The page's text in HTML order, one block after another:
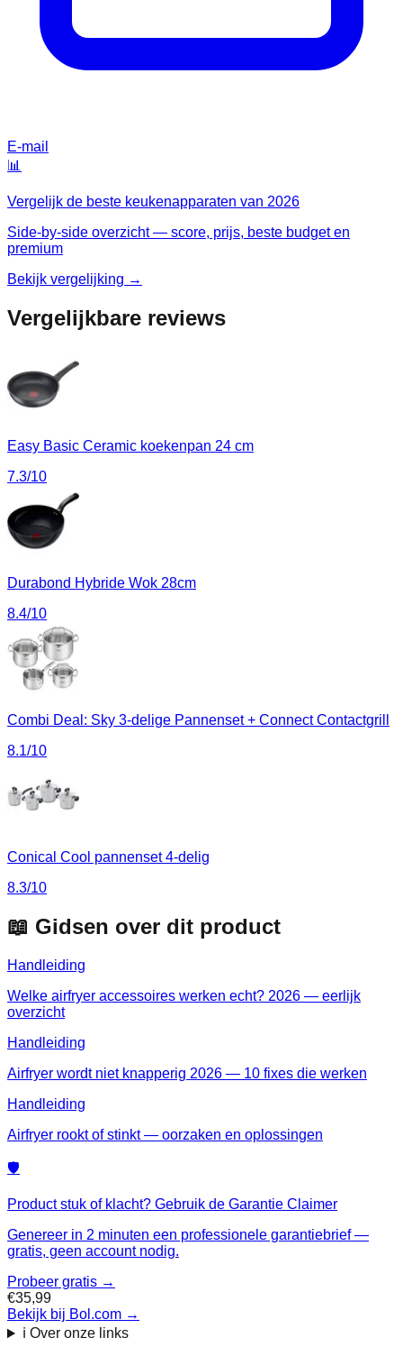
E-mail
📊
Vergelijk de beste keukenapparaten van 2026
Side-by-side overzicht — score, prijs, beste budget en
premium
Bekijk vergelijking →
Vergelijkbare reviews
Easy Basic Ceramic koekenpan 24 cm
7.3/10
Durabond Hybride Wok 28cm
8.4/10
Combi Deal: Sky 3-delige Pannenset + Connect Contactgrill
8.1/10
Conical Cool pannenset 4-delig
8.3/10
📖 Gidsen over dit product
Handleiding
Welke airfryer accessoires werken echt? 2026 — eerlijk
overzicht
Handleiding
Airfryer wordt niet knapperig 2026 — 10 fixes die werken
Handleiding
Airfryer rookt of stinkt — oorzaken en oplossingen
🛡️
Product stuk of klacht? Gebruik de Garantie Claimer
Genereer in 2 minuten een professionele garantiebrief —
gratis, geen account nodig.
Probeer gratis →
€35,99
Bekijk bij Bol.com →
ℹ️ Over onze links